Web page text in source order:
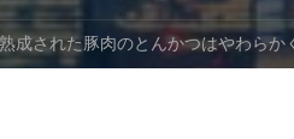
キ
成された豚肉のとんかつはやわらか